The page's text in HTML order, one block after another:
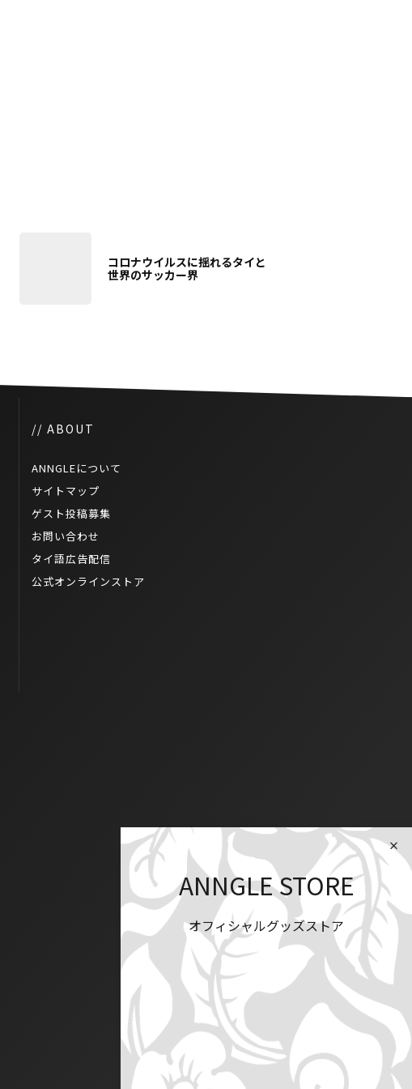
コロナウイルスに揺れるタイと
世界のサッカー界
// ABOUT
ANNGLEについて
サイトマップ
ゲスト投稿募集
お問い合わせ
タイ語広告配信
公式オンラインストア
ANNGLE STORE
オフィシャルグッズストア